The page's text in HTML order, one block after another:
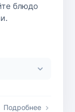
блюдо
Подробнее